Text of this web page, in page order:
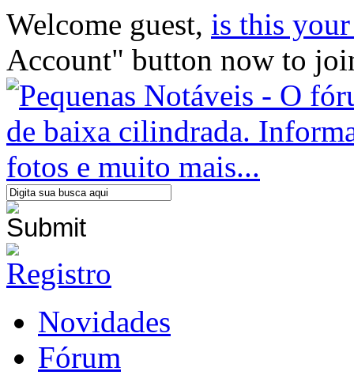
Welcome guest, is this
Account" button now to
Novidades
Fórum